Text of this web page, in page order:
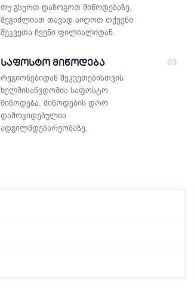
თუ გსურთ დაზოგოთ მიწოდებაზე,
შეგიძლიათ თავად აიღოთ თქვენი
შეკვეთა ჩვენი ფილიალიდან.
03
Საფოსტო Მიწოდება
რეგიონებიდან შეკვეთებისთვის
ხელმისაწვდომია საფოსტო
მიწოდება. მიწოდების დრო
დამოკიდებულია
ადგილმდებარეობაზე.